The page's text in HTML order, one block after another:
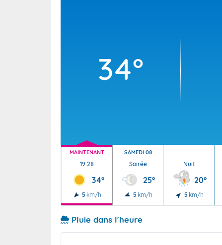
34°
MAINTENANT
19:28
34°
5 km/h
SAMEDI 08
Soirée
25°
5 km/h
Nuit
20°
5 km/h
Pluie dans l'heure